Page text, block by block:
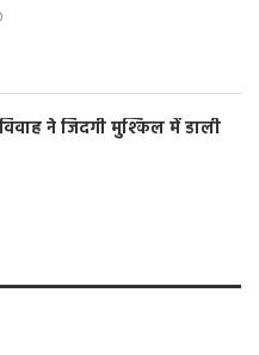
ने जिंदगी मुश्किल में डाली